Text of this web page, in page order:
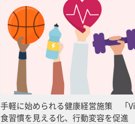
手軽に始められる健康経営施策 「
食習慣を見える化、行動変容を促進